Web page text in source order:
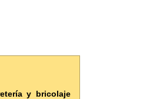
y bricolaje